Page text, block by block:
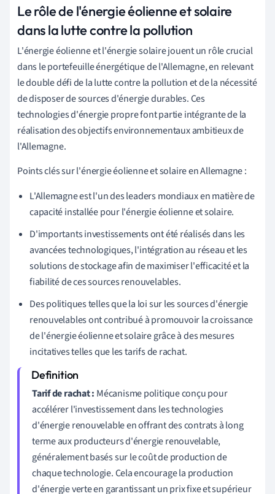
Le rôle de l'énergie éolienne et solaire
dans la lutte contre la pollution
L'énergie éolienne et l'énergie solaire jouent un rôle crucial
dans le portefeuille énergétique de l'Allemagne, en relevant
le double défi de la lutte contre la pollution et de la nécessité
de disposer de sources d'énergie durables. Ces
technologies d'énergie propre font partie intégrante de la
réalisation des objectifs environnementaux ambitieux de
l'Allemagne.
Points clés sur l'énergie éolienne et solaire en Allemagne :
L'Allemagne est l'un des leaders mondiaux en matière de
capacité installée pour l'énergie éolienne et solaire.
D'importants investissements ont été réalisés dans les
avancées technologiques, l'intégration au réseau et les
solutions de stockage afin de maximiser l'efficacité et la
fiabilité de ces sources renouvelables.
Des politiques telles que la loi sur les sources d'énergie
renouvelables ont contribué à promouvoir la croissance
de l'énergie éolienne et solaire grâce à des mesures
incitatives telles que les tarifs de rachat.
Tarif de rachat : Mécanisme politique conçu pour
accélérer l'investissement dans les technologies
d'énergie renouvelable en offrant des contrats à long
terme aux producteurs d'énergie renouvelable,
généralement basés sur le coût de production de
chaque technologie. Cela encourage la production
d'énergie verte en garantissant un prix fixe et supérieur